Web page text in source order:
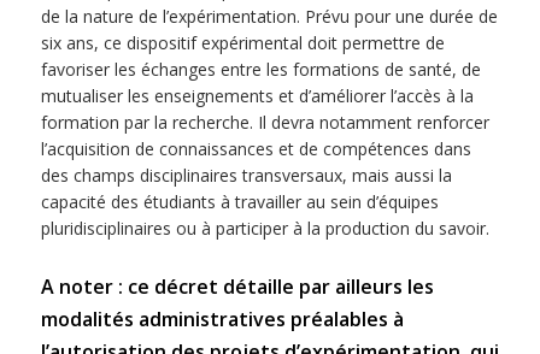
de la nature de l’expérimentation. Prévu pour une durée de
six ans, ce dispositif expérimental doit permettre de
favoriser les échanges entre les formations de santé, de
mutualiser les enseignements et d’améliorer l’accès à la
formation par la recherche. Il devra notamment renforcer
l’acquisition de connaissances et de compétences dans
des champs disciplinaires transversaux, mais aussi la
capacité des étudiants à travailler au sein d’équipes
pluridisciplinaires ou à participer à la production du savoir.
A noter : ce décret détaille par ailleurs les
modalités administratives préalables à